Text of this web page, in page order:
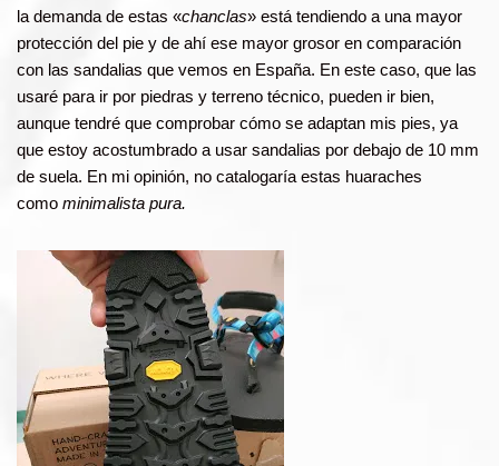
la demanda de estas «chanclas» está tendiendo a una mayor
protección del pie y de ahí ese mayor grosor en comparación
con las sandalias que vemos en España. En este caso, que las
usaré para ir por piedras y terreno técnico, pueden ir bien,
aunque tendré que comprobar cómo se adaptan mis pies, ya
que estoy acostumbrado a usar sandalias por debajo de 10 mm
de suela. En mi opinión, no catalogaría estas huaraches
como minimalista pura.